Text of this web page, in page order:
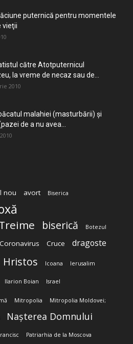
puternică pentru momentele
vieţii
către Atotputernicul
la vreme de necaz sau de...
2010
malahiei (masturbării) şi
de a nu avea...
nou avort Biserica
biserică Botezul
Coronavirus Cruce dragoste
Hristos Icoana Ierusalim
Ilarion Boian Israel
Mitropolia Mitropolia Moldovei;
Nașterea Domnului
Patriarhia de la Moscova